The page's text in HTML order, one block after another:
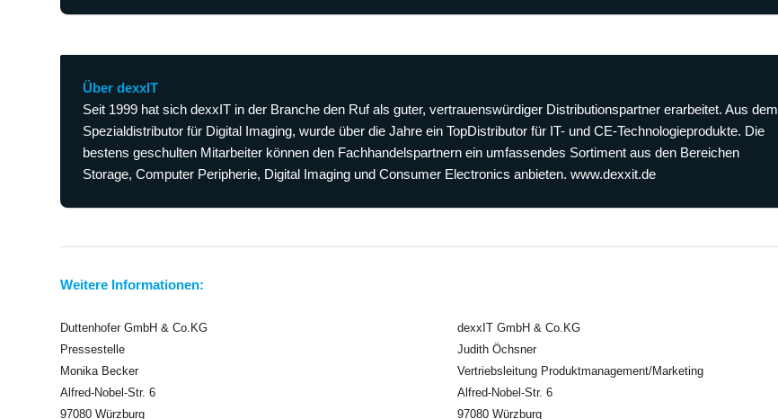
Über dexxIT
Seit 1999 hat sich dexxIT in der Branche den Ruf als guter, vertrauenswürdiger Distributionspartner erarbeitet. Aus dem
Spezialdistributor für Digital Imaging, wurde über die Jahre ein TopDistributor für IT- und CE-Technologieprodukte. Die
bestens geschulten Mitarbeiter können den Fachhandelspartnern ein umfassendes Sortiment aus den Bereichen
Storage, Computer Peripherie, Digital Imaging und Consumer Electronics anbieten. www.dexxit.de
Weitere Informationen:
Duttenhofer GmbH & Co.KG
Pressestelle
Monika Becker
Alfred-Nobel-Str. 6
97080 Würzburg
dexxIT GmbH & Co.KG
Judith Öchsner
Vertriebsleitung Produktmanagement/Marketing
Alfred-Nobel-Str. 6
97080 Würzburg